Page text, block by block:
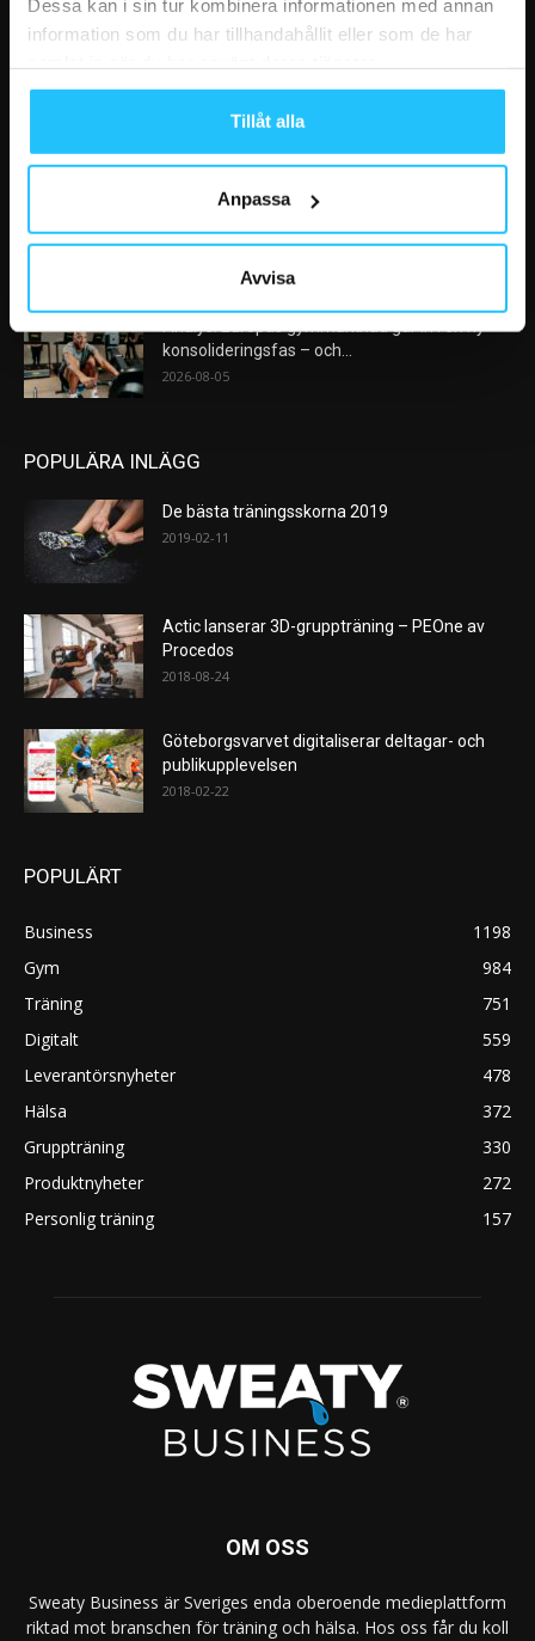
Dessa kan i sin tur kombinera informationen med annan
information som du har tillhandahållit eller som de har
Tillåt alla
Anpassa
Avvisa
VÅRA FAVORITER
Nike satsar på hybridträning när Hyrox formar
nästa stora kategori
AI kommer aldrig kunna ersätta en frukost
efter träningspasset
konsolideringsfas – och...
2026-08-05
POPULÄRA INLÄGG
De bästa träningsskorna 2019
2019-02-11
Actic lanserar 3D-gruppträning – PEOne av
Procedos
2018-08-24
Göteborgsvarvet digitaliserar deltagar- och
publikupplevelsen
2018-02-22
POPULÄRT
Business
1198
Gym
984
Träning
751
Digitalt
559
Leverantörsnyheter
478
Hälsa
372
Gruppträning
330
Produktnyheter
272
Personlig träning
157
OM OSS
Sweaty Business är Sveriges enda oberoende medieplattform
riktad mot branschen för träning och hälsa. Hos oss får du koll